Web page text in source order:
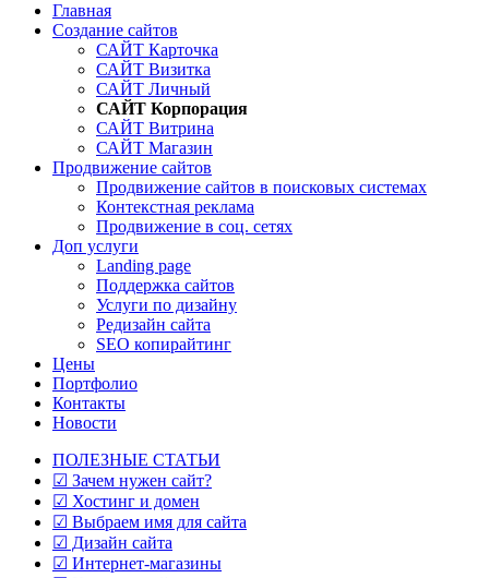
Главная
Создание сайтов
САЙТ Карточка
САЙТ Визитка
САЙТ Личный
САЙТ Корпорация
САЙТ Витрина
САЙТ Магазин
Продвижение сайтов
Продвижение сайтов в поисковых системах
Контекстная реклама
Продвижение в соц. сетях
Доп услуги
Landing page
Поддержка сайтов
Услуги по дизайну
Редизайн сайта
SEO копирайтинг
Цены
Портфолио
Контакты
Новости
ПОЛЕЗНЫЕ СТАТЬИ
☑ Зачем нужен сайт?
☑ Хостинг и домен
☑ Выбраем имя для сайта
☑ Дизайн сайта
☑ Интернет-магазины